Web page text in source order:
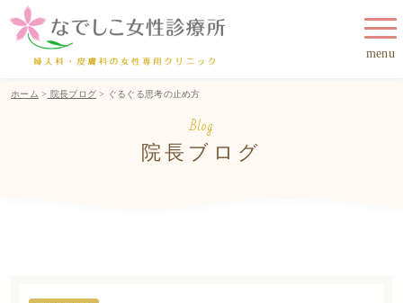
menu
ホーム > 院長ブログ > ぐるぐる思考の止め方
Blog
院長ブログ